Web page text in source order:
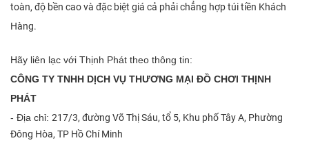
toàn, độ bền cao và đặc biệt giá cả phải chẳng hợp túi tiền Khách
Hàng.
Hãy liên lạc với Thịnh Phát theo thông tin:
CÔNG TY TNHH DỊCH VỤ THƯƠNG MẠI ĐỒ CHƠI THỊNH
PHÁT
- Địa chỉ: 217/3, đường Võ Thị Sáu, tổ 5, Khu phố Tây A, Phường
Đông Hòa, TP Hồ Chí Minh